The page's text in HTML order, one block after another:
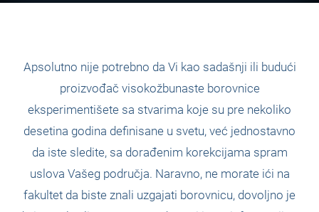
Apsolutno nije potrebno da Vi kao sadašnji ili budući
proizvođač visokožbunaste borovnice
eksperimentišete sa stvarima koje su pre nekoliko
desetina godina definisane u svetu, već jednostavno
da iste sledite, sa dorađenim korekcijama spram
uslova Vašeg područja. Naravno, ne morate ići na
fakultet da biste znali uzgajati borovnicu, dovoljno je